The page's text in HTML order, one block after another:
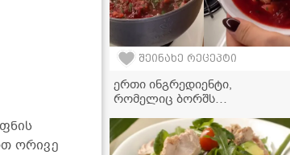
ორივე
შეინახე რეცეპტი
ერთი ინგრედიენტი,
რომელიც ბორშს
იდეალური სადილის მარტივი
რეცეპტი!